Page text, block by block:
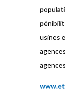
usines